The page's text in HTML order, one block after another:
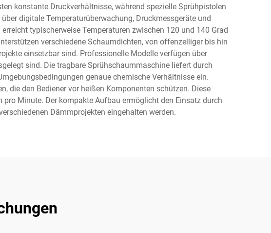
konstante Druckverhältnisse, während spezielle Sprühpistolen
digitale Temperaturüberwachung, Druckmessgeräte und
typischerweise Temperaturen zwischen 120 und 140 Grad
verschiedene Schaumdichten, von offenzelliger bis hin
einsetzbar sind. Professionelle Modelle verfügen über
sind. Die tragbare Sprühschaummaschine liefert durch
genaue chemische Verhältnisse ein.
die den Bediener vor heißen Komponenten schützen. Diese
Minute. Der kompakte Aufbau ermöglicht den Einsatz durch
Dämmprojekten eingehalten werden.